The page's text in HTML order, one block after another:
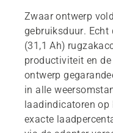
Zwaar ontwerp
gebruiksduur. Echt
(31,1 Ah)
productiviteit en
ontwerp
in alle
laadindicatoren op
exacte